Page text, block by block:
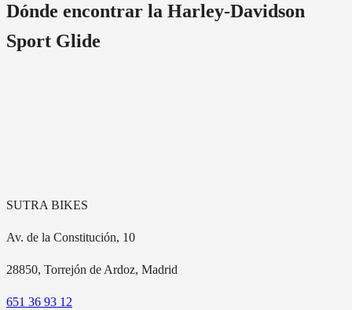
Dónde encontrar la Harley-Davidson
Sport Glide
SUTRA BIKES
Av. de la Constitución, 10
28850, Torrejón de Ardoz, Madrid
651 36 93 12